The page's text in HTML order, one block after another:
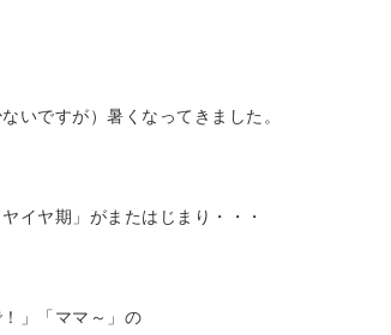
いですが）暑くなってきました。
イヤ期」がまたはじまり・・・
」「ママ～」の